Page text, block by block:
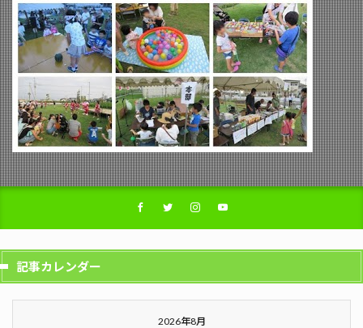
記事カレンダー
2026年8月